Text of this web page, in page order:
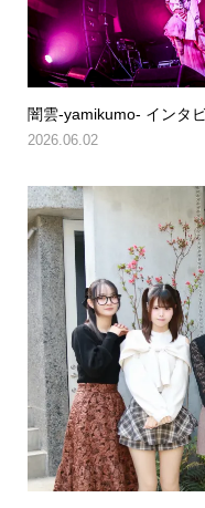
闇雲-yamikumo- インタ
2026.06.02